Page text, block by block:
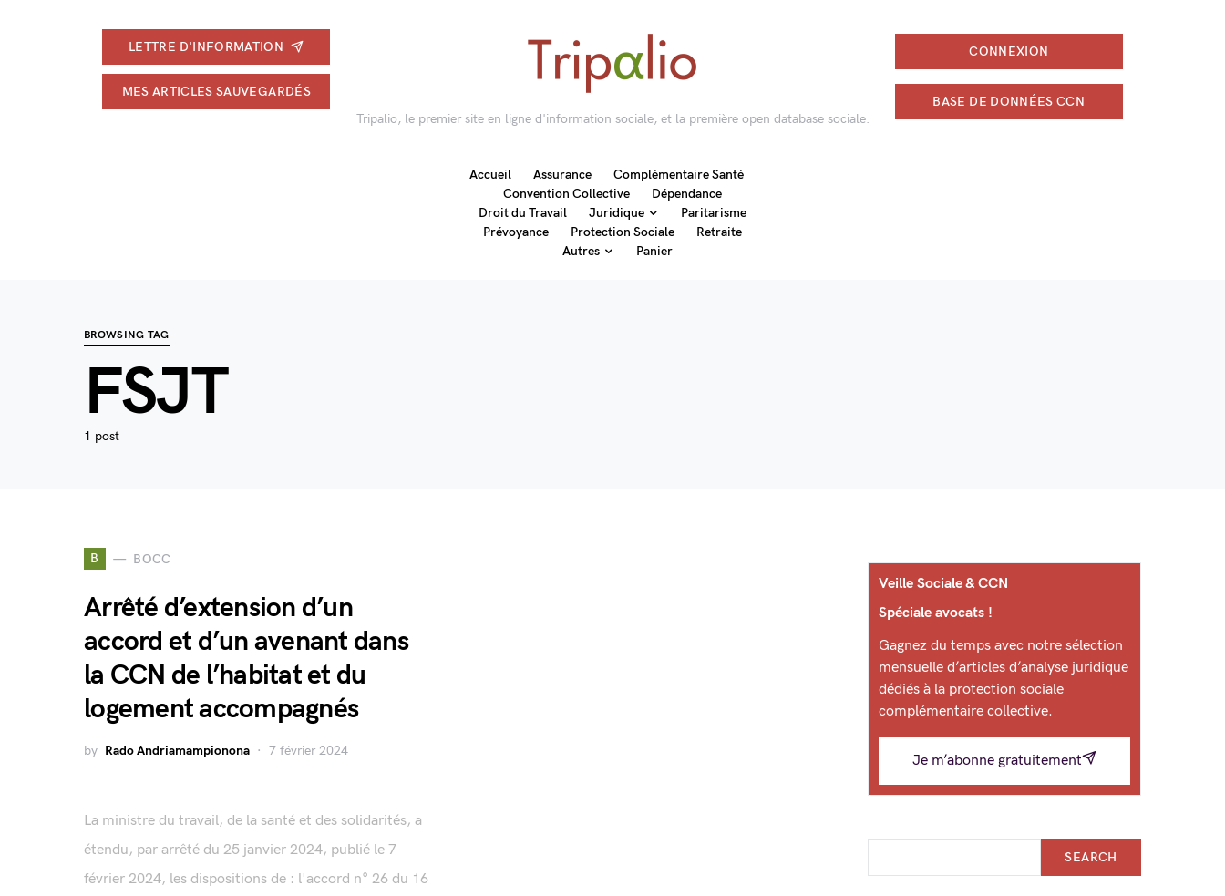
LETTRE D'INFORMATION
MES ARTICLES SAUVEGARDÉS
Tripalio, le premier site en ligne d'information sociale, et la première open database sociale.
CONNEXION
BASE DE DONNÉES CCN
Accueil Assurance
Complémentaire Santé
Convention Collective
Dépendance
Droit du Travail
Juridique
Paritarisme
Prévoyance
Protection Sociale
Retraite
Autres
Panier
BROWSING TAG
FSJT
1 post
B BOCC
Arrêté d’extension d’un
accord et d’un avenant dans
la CCN de l’habitat et du
logement accompagnés
by Rado Andriamampionona 7 février 2024
La ministre du travail, de la santé et des solidarités, a
étendu, par arrêté du 25 janvier 2024, publié le 7
février 2024, les dispositions de : l'accord n° 26 du 16
Veille Sociale & CCN
Spéciale avocats !
Gagnez du temps avec notre sélection
mensuelle d’articles d’analyse juridique
dédiés à la protection sociale
complémentaire collective.
Je m’abonne gratuitement
SEARCH